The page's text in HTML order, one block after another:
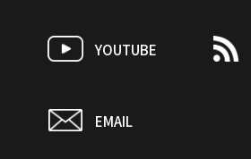
YOUTUBE
EMAIL